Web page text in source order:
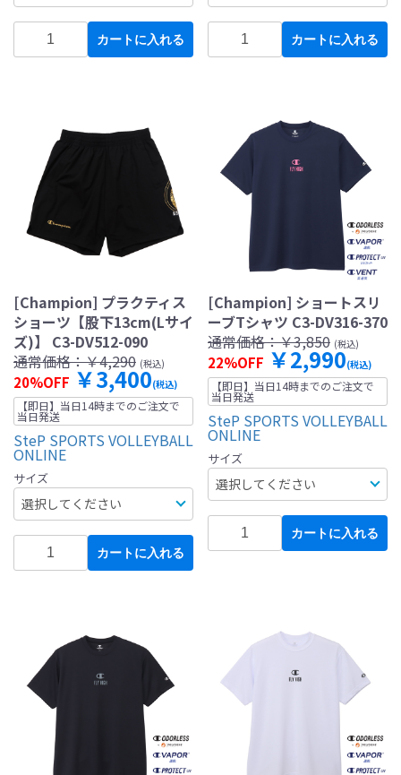
カートに入れる カートに入れる
[Champion] プラクティス
ショーツ【股下13cm(Lサイ
ズ)】 C3-DV512-090
通常価格：￥4,290 (税込)
20%OFF ￥3,400(税込)
【即日】当日14時までのご注文で
当日発送
SteP SPORTS VOLLEYBALL
ONLINE
サイズ
カートに入れる
[Champion] ショートスリ
ーブTシャツ C3-DV316-370
通常価格：￥3,850 (税込)
22%OFF ￥2,990(税込)
【即日】当日14時までのご注文で
当日発送
SteP SPORTS VOLLEYBALL
ONLINE
サイズ
カートに入れる